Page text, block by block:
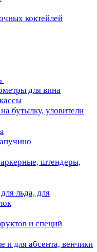
коктейлей
для вина
бутылку, уловители
штендеры,
льда, для
и специй
и для абсента, венчики